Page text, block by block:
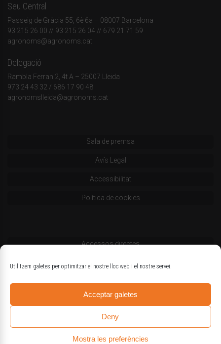
Utilitzem galetes per optimitzar el nostre lloc web i el nostre servei.
Acceptar galetes
Deny
Mostra les preferències
Seu Central
Passeig de Gràcia 55, 6è 6a – 08007 Barcelona
93 215 26 00 // 93 215 26 04 // 679 21 71 59
agronoms@agronoms.cat
Delegació
Rambla Ferran 2, 4t A – 25007 Lleida
973 24 43 32 / 686 17 90 48
agronomslleida@agronoms.cat
Sala de premsa
Avís Legal
Accessibilitat
Política de cookies
Accessos directes
Codi deontològic
Logotips oficials